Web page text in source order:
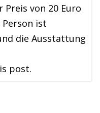
Preis von 20 Euro
ist
die Ausstattung
post.